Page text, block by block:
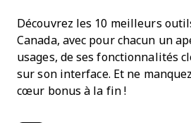
Découvrez les 10 meilleurs
Canada, avec pour chacun un
usages, de ses fonctionnalités
sur son interface. Et ne
cœur bonus à la fin !